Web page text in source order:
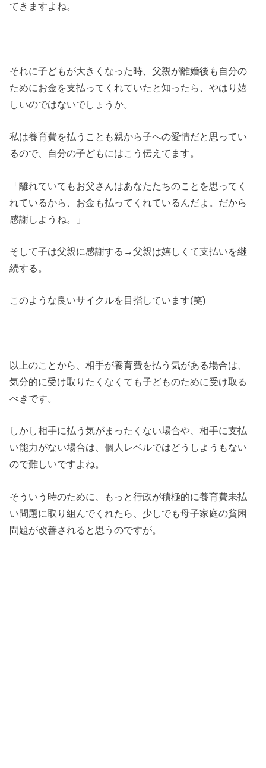
てきますよね。
それに子どもが大きくなった時、父親が離婚後も自分の
ためにお金を支払ってくれていたと知ったら、やはり嬉
しいのではないでしょうか。
私は養育費を払うことも親から子への愛情だと思ってい
るので、自分の子どもにはこう伝えてます。
「離れていてもお父さんはあなたたちのことを思ってく
れているから、お金も払ってくれているんだよ。だから
感謝しようね。」
そして子は父親に感謝する→父親は嬉しくて支払いを継
続する。
このような良いサイクルを目指しています(笑)
以上のことから、相手が養育費を払う気がある場合は、
気分的に受け取りたくなくても子どものために受け取る
べきです。
しかし相手に払う気がまったくない場合や、相手に支払
い能力がない場合は、個人レベルではどうしようもない
ので難しいですよね。
そういう時のために、もっと行政が積極的に養育費未払
い問題に取り組んでくれたら、少しでも母子家庭の貧困
問題が改善されると思うのですが。